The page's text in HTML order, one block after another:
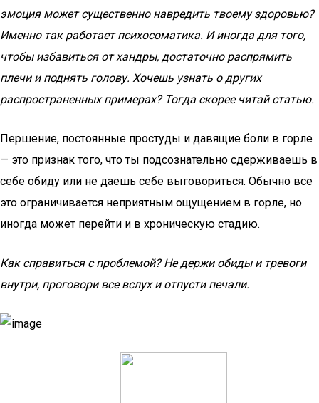
эмоция может существенно навредить твоему здоровью?
Именно так работает психосоматика. И иногда для того,
чтобы избавиться от хандры, достаточно распрямить
плечи и поднять голову. Хочешь узнать о других
распространенных примерах? Тогда скорее читай статью.
Першение, постоянные простуды и давящие боли в горле
— это признак того, что ты подсознательно сдерживаешь в
себе обиду или не даешь себе выговориться. Обычно все
это ограничивается неприятным ощущением в горле, но
иногда может перейти и в хроническую стадию.
Как справиться с проблемой? Не держи обиды и тревоги
внутри, проговори все вслух и отпусти печали.